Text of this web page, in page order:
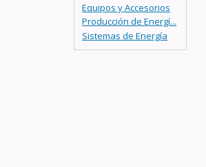
Equipos y Accesorios
Producción de Energí...
Sistemas de Energía